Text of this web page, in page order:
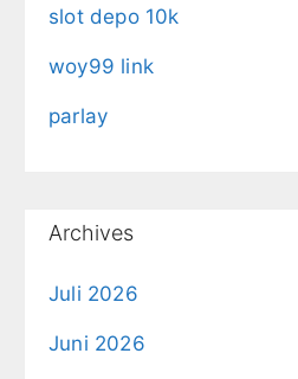
slot depo 10k
woy99 link
parlay
Archives
Juli 2026
Juni 2026